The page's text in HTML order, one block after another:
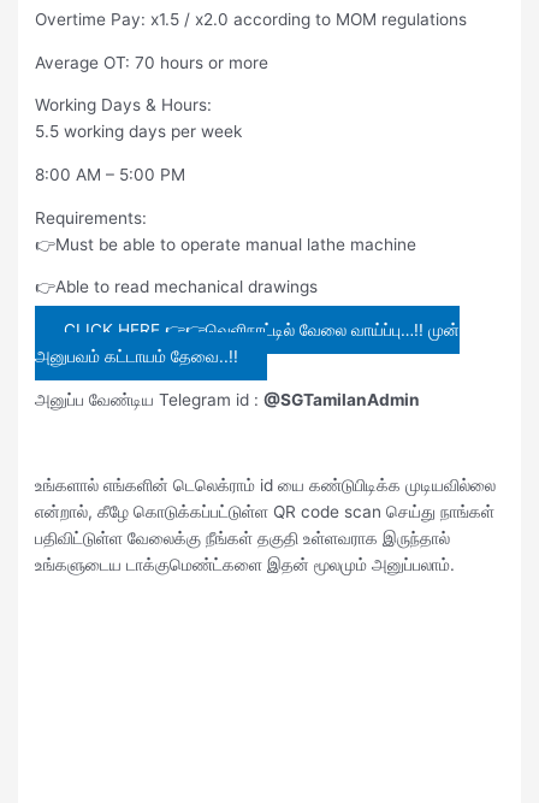
Overtime Pay: x1.5 / x2.0 according to MOM regulations
Average OT: 70 hours or more
Working Days & Hours:
5.5 working days per week
8:00 AM – 5:00 PM
Requirements:
👉Must be able to operate manual lathe machine
👉Able to read mechanical drawings
CLICK HERE 👉👉வெளிநாட்டில் வேலை வாய்ப்பு…!! முன்
அனுபவம் கட்டாயம் தேவை..!!
அனுப்ப வேண்டிய Telegram id :@SGTamilanAdmin
உங்களால் எங்களின் டெலெக்ராம் id யை கண்டுபிடிக்க முடியவில்லை
என்றால், கீழே கொடுக்கப்பட்டுள்ள QR code scan செய்து நாங்கள்
பதிவிட்டுள்ள வேலைக்கு நீங்கள் தகுதி உள்ளவராக இருந்தால்
உங்களுடைய டாக்குமெண்ட்களை இதன் மூலமும் அனுப்பலாம்.